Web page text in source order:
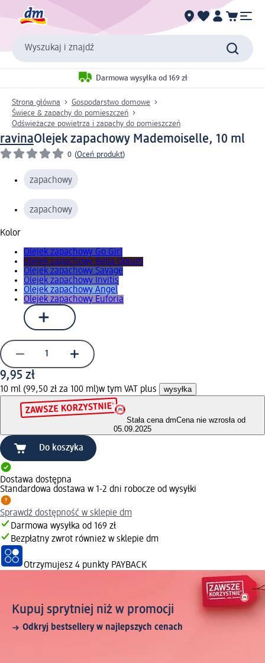
Wyszukaj i znajdź
Darmowa wysyłka od 169 zł
Strona główna
Gospodarstwo domowe
Świece & zapachy do pomieszczeń
Odświeżacze powietrza i zapachy do pomieszczeń
ravinaOlejek zapachowy Mademoiselle, 10 ml
0 (Oceń produkt)
zapachowy
zapachowy
Kolor
Olejek zapachowy Go Girl
Olejek zapachowy Bella Opium
Olejek zapachowy Savage
Olejek zapachowy Invitis
Olejek zapachowy Angel
Olejek zapachowy Euforia
9,95 zł
10 ml (99,50 zł za 100 ml)w tym VAT plus wysyłka
Stała cena dmCena nie wzrosła od
05.09.2025
Do koszyka
Dostawa dostępna
Standardowa dostawa w 1-2 dni robocze od wysyłki
Sprawdź dostępność w sklepie dm
Darmowa wysyłka od 169 zł
Bezpłatny zwrot również w sklepie dm
Otrzymujesz 4 punkty PAYBACK
Kupuj sprytniej niż w promocji
Odkryj bestsellery w najlepszych cenach